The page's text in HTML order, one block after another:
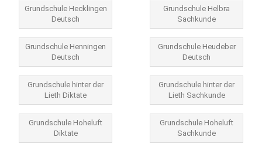
Grundschule Hecklingen
Deutsch
Grundschule Helbra
Sachkunde
Grundschule Henningen
Deutsch
Grundschule Heudeber
Deutsch
Grundschule hinter der
Lieth Diktate
Grundschule hinter der
Lieth Sachkunde
Grundschule Hoheluft
Diktate
Grundschule Hoheluft
Sachkunde